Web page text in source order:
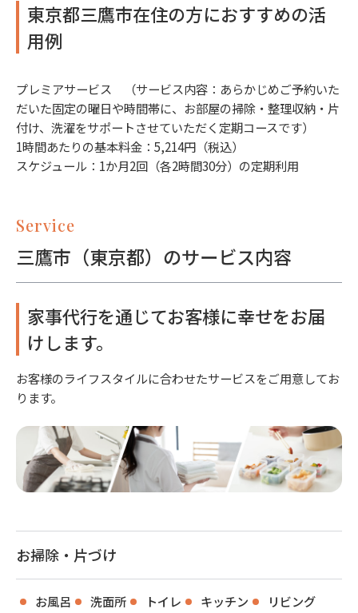
東京都三鷹市在住の方におすすめの活
用例
プレミアサービス （サービス内容：あらかじめご予約いた
だいた固定の曜日や時間帯に、お部屋の掃除・整理収納・片
付け、洗濯をサポートさせていただく定期コースです）
1時間あたりの基本料金：5,214円（税込）
スケジュール：1か月2回（各2時間30分）の定期利用
Service
三鷹市（東京都）のサービス内容
家事代行を通じてお客様に幸せをお届
けします。
お客様のライフスタイルに合わせたサービスをご用意してお
ります。
お掃除・片づけ
お風呂 洗面所 トイレ キッチン
リビング